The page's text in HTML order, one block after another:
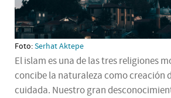
Foto:Serhat Aktepe
El islam es una de las tres religiones
concibe la naturaleza como creación
cuidada. Nuestro gran